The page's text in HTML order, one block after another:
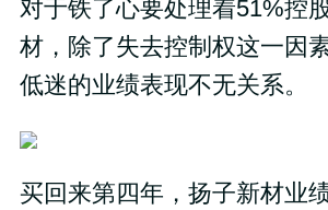
对于铁了心要处理着51%控
材，除了失去控制权这一因
低迷的业绩表现不无关系。
买回来第四年，扬子新材业